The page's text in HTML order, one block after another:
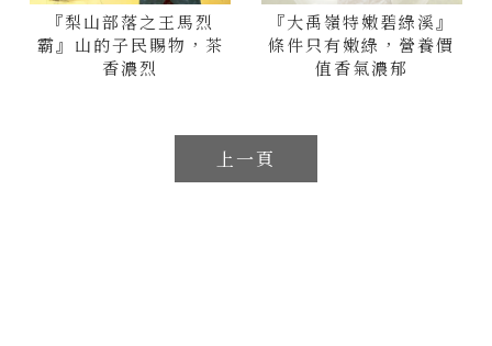
『梨山部落之王馬烈
霸』山的子民賜物，茶
香濃烈
『大禹嶺特嫩碧綠溪』
條件只有嫩綠，營養價
值香氣濃郁
上一頁